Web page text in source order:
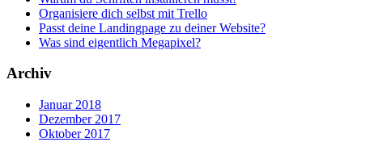
Organisiere dich selbst mit Trello
Passt deine Landingpage zu deiner Website?
Was sind eigentlich Megapixel?
Archiv
Januar 2018
Dezember 2017
Oktober 2017